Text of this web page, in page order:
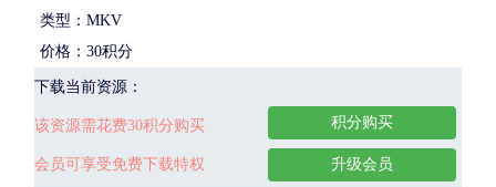
类型：MKV
价格：30积分
下载当前资源：
该资源需花费30积分购买
会员可享受免费下载特权
积分购买
升级会员